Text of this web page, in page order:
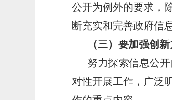
公开为例外的要求，
断充实和完善政府信
（三）要加强创
努力探索信息公
对性开展工作，广泛